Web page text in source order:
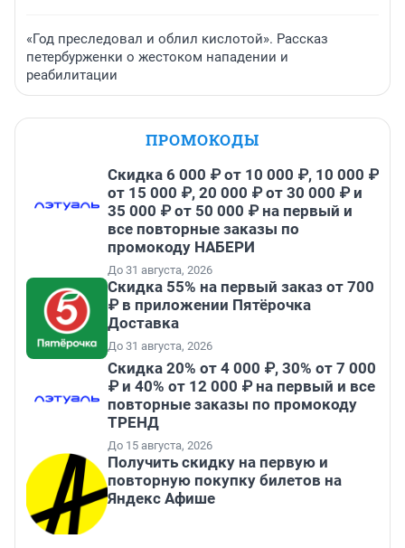
«Год преследовал и облил кислотой». Рассказ
петербурженки о жестоком нападении и
реабилитации
ПРОМОКОДЫ
Скидка 6 000 ₽ от 10 000 ₽, 10 000 ₽
от 15 000 ₽, 20 000 ₽ от 30 000 ₽ и
35 000 ₽ от 50 000 ₽ на первый и
все повторные заказы по
промокоду НАБЕРИ
До 31 августа, 2026
Скидка 55% на первый заказ от 700
₽ в приложении Пятёрочка
Доставка
До 31 августа, 2026
Скидка 20% от 4 000 ₽, 30% от 7 000
₽ и 40% от 12 000 ₽ на первый и все
повторные заказы по промокоду
ТРЕНД
До 15 августа, 2026
Получить скидку на первую и
повторную покупку билетов на
Яндекс Афише